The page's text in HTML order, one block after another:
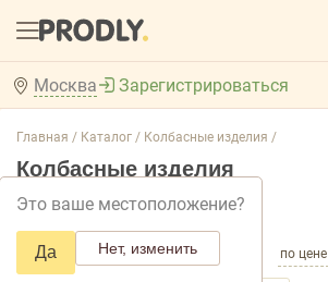
Москва
Это ваше местоположение?
Да Нет, изменить
Зарегистрироваться
Главная / Каталог / Колбасные изделия /
Колбасные изделия
Добавить фильтр товаров
по популярности по названию по цене